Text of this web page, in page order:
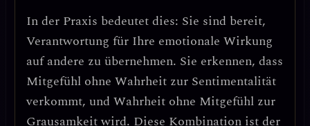
In der Praxis bedeutet dies: Sie sind bereit,
Verantwortung für Ihre emotionale Wirkung
auf andere zu übernehmen. Sie erkennen, dass
Mitgefühl ohne Wahrheit zur Sentimentalität
verkommt, und Wahrheit ohne Mitgefühl zur
Grausamkeit wird. Diese Kombination ist der